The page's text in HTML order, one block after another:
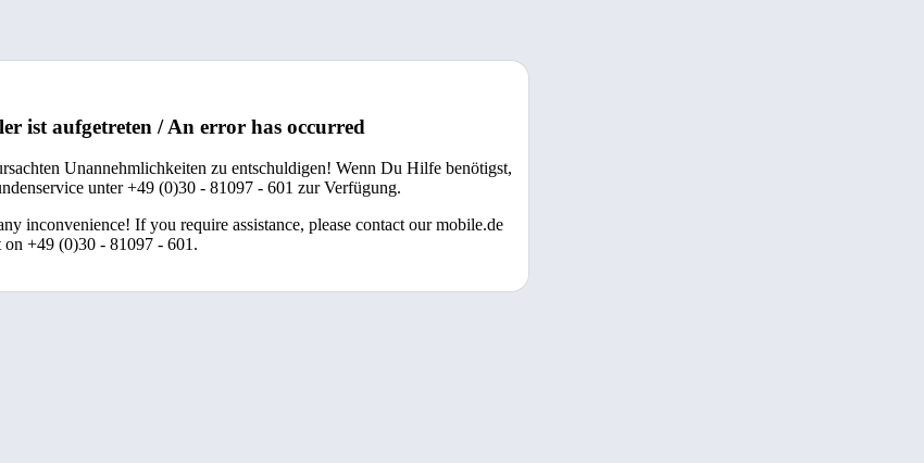
ist aufgetreten / An error has occurred
Unannehmlichkeiten zu entschuldigen! Wenn Du Hilfe benötigst,
unter +49 (0)30 - 81097 - 601 zur Verfügung.
inconvenience! If you require assistance, please contact our mobile.de
on +49 (0)30 - 81097 - 601.